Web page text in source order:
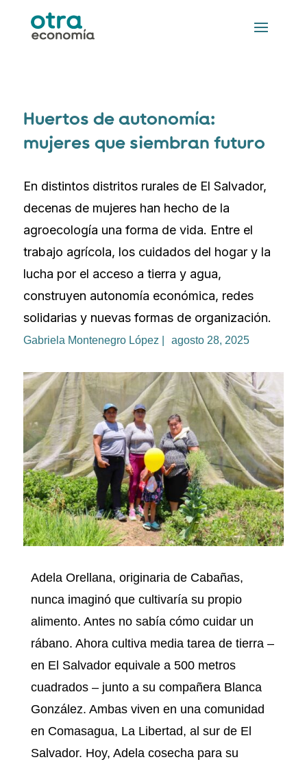
Huertos de autonomía:
mujeres que siembran futuro
En distintos distritos rurales de El Salvador,
decenas de mujeres han hecho de la
agroecología una forma de vida. Entre el
trabajo agrícola, los cuidados del hogar y la
lucha por el acceso a tierra y agua,
construyen autonomía económica, redes
solidarias y nuevas formas de organización.
Gabriela Montenegro López | agosto 28, 2025
Adela Orellana, originaria de Cabañas,
nunca imaginó que cultivaría su propio
alimento. Antes no sabía cómo cuidar un
rábano. Ahora cultiva media tarea de tierra –
en El Salvador equivale a 500 metros
cuadrados – junto a su compañera Blanca
González. Ambas viven en una comunidad
en Comasagua, La Libertad, al sur de El
Salvador. Hoy, Adela cosecha para su